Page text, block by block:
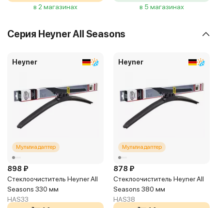
в 2 магазинах
в 5 магазинах
Серия Heyner All Seasons
Heyner
Мультиадаптер
898 ₽
Стеклоочиститель Heyner All
Seasons 330 мм
HAS33
Heyner
Мультиадаптер
878 ₽
Стеклоочиститель Heyner All
Seasons 380 мм
HAS38